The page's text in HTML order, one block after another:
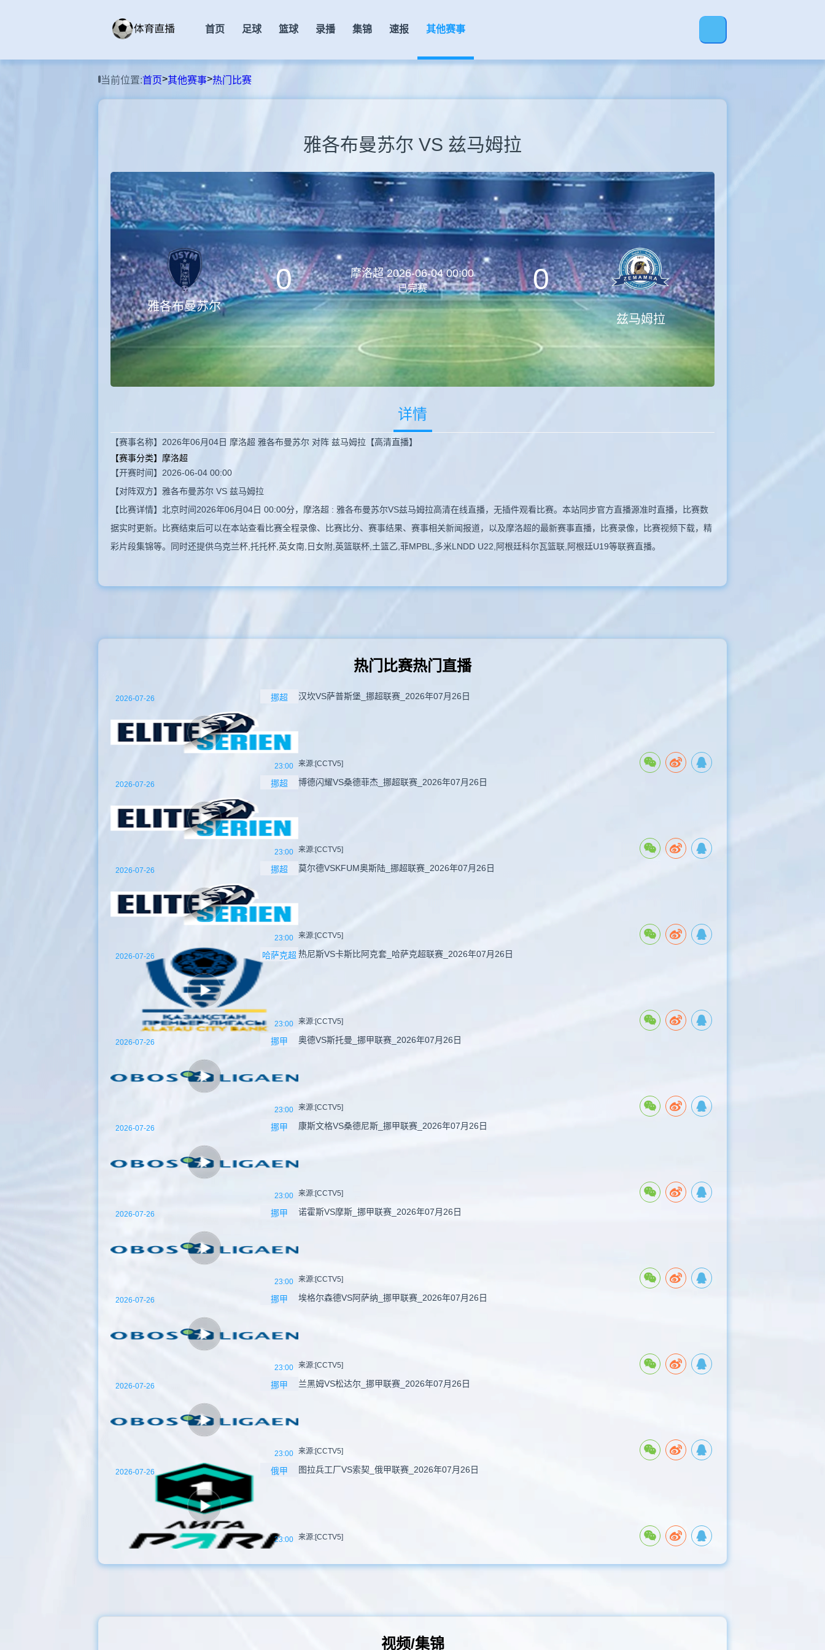
首页 足球 篮球 录播 集锦 速报 其他赛事
当前位置:首页>其他赛事>热门比赛
雅各布曼苏尔 VS 兹马姆拉
雅各布曼苏尔
0 摩洛超2026-06-04 00:00
已完赛 0
兹马姆拉
详情
【赛事名称】2026年06月04日 摩洛超 雅各布曼苏尔 对阵 兹马姆拉【高清直播】
【赛事分类】 摩洛超
【开赛时间】2026-06-04 00:00
【对阵双方】雅各布曼苏尔 VS 兹马姆拉
【比赛详情】北京时间2026年06月04日 00:00分，摩洛超 : 雅各布曼苏尔VS兹马姆拉高清在线直播，无插件观看比赛。本站同步官方直播源准时直播，比赛数
据实时更新。比赛结束后可以在本站查看比赛全程录像、比赛比分、赛事结果、赛事相关新闻报道，以及摩洛超的最新赛事直播，比赛录像，比赛视频下载，精
彩片段集锦等。同时还提供乌克兰杯,托托杯,英女南,日女附,英篮联杯,土篮乙,菲MPBL,多米LNDD U22,阿根廷科尔瓦篮联,阿根廷U19等联赛直播。
热门比赛热门直播
挪超
23:00
2026-07-26 汉坎VS萨普斯堡_挪超联赛_2026年07月26日
来源:[CCTV5]
挪超
23:00
2026-07-26 博德闪耀VS桑德菲杰_挪超联赛_2026年07月26日
来源:[CCTV5]
挪超
23:00
2026-07-26 莫尔德VSKFUM奥斯陆_挪超联赛_2026年07月26日
来源:[CCTV5]
哈萨克超
23:00
2026-07-26 热尼斯VS卡斯比阿克套_哈萨克超联赛_2026年07月26日
来源:[CCTV5]
挪甲
23:00
2026-07-26 奥德VS斯托曼_挪甲联赛_2026年07月26日
来源:[CCTV5]
挪甲
23:00
2026-07-26 康斯文格VS桑德尼斯_挪甲联赛_2026年07月26日
来源:[CCTV5]
挪甲
23:00
2026-07-26 诺霍斯VS摩斯_挪甲联赛_2026年07月26日
来源:[CCTV5]
挪甲
23:00
2026-07-26 埃格尔森德VS阿萨纳_挪甲联赛_2026年07月26日
来源:[CCTV5]
挪甲
23:00
2026-07-26 兰黑姆VS松达尔_挪甲联赛_2026年07月26日
来源:[CCTV5]
俄甲
23:00
2026-07-26 图拉兵工厂VS索契_俄甲联赛_2026年07月26日
来源:[CCTV5]
视频/集锦